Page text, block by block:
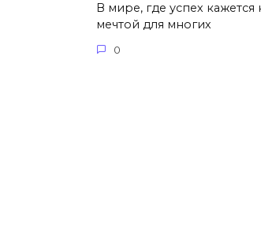
В мире, где успех
мечтой для многих
0